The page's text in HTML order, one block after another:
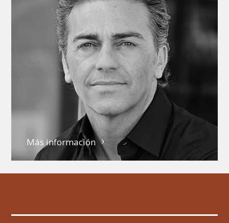
Más información